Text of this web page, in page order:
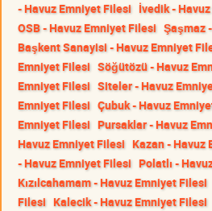
- Havuz Emniyet Filesi İvedik -
OSB - Havuz Emniyet Filesi Şaşmaz
Başkent Sanayisi - Havuz Emniyet
Emniyet Filesi Söğütözü - Havuz
Emniyet Filesi Siteler - Havuz
Emniyet Filesi Çubuk - Havuz
Emniyet Filesi Pursaklar - Havuz
Havuz Emniyet Filesi Kazan - Havuz
- Havuz Emniyet Filesi Polatlı -
Kızılcahamam - Havuz Emniyet Filesi
Filesi Kalecik - Havuz Emniyet Filesi